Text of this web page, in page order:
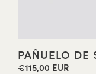
PAÑUELO DE
Precio
€115,00 EUR